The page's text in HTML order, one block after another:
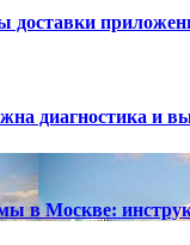
доставки
диагностика и
в Москве: